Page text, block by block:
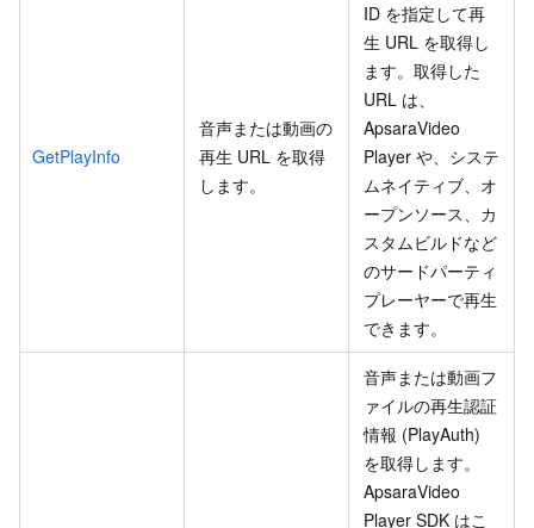
GetPlayInfo
音声または動画の
再生 URL を取得
します。
ID を指定して再
生 URL を取得し
ます。取得した
URL は、
ApsaraVideo
Player や、システ
ムネイティブ、オ
ープンソース、カ
スタムビルドなど
のサードパーティ
プレーヤーで再生
できます。
音声または動画フ
ァイルの再生認証
情報 (PlayAuth)
を取得します。
ApsaraVideo
Player SDK はこ